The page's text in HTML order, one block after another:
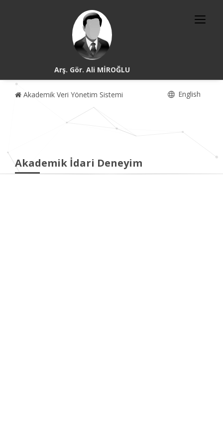
Arş. Gör. Ali MİROĞLU
Akademik Veri Yönetim Sistemi English
Akademik İdari Deneyim